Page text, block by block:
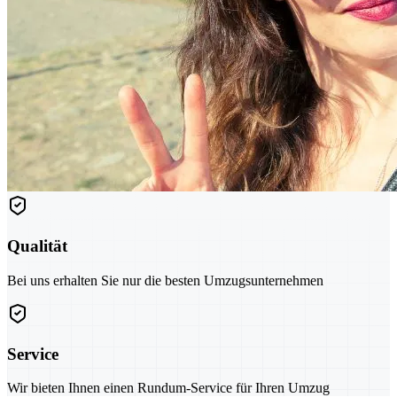
Qualität
Bei uns erhalten Sie nur die besten Umzugsunternehmen
Service
Wir bieten Ihnen einen Rundum-Service für Ihren Umzug